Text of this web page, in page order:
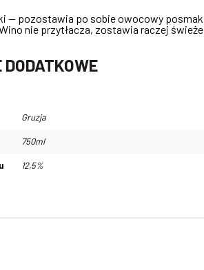
— pozostawia po sobie owocowy
nie przytłacza, zostawia raczej
Gruzja
750ml
12,5%